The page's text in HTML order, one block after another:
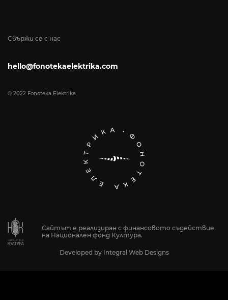
Свържи се с нас
hello@fonotekaelektrika.com
© 2022 Fonoteka Elektrika
Сайтът е реализиран с финансовото съдействие
на Национален фонд Култура.
Developed by Integral Web Designs